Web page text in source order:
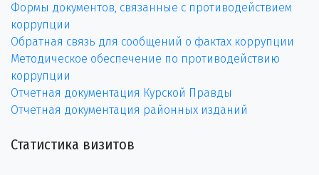
Формы документов, связанные с противодействием
коррупции
Обратная связь для сообщений о фактах коррупции
Методическое обеспечение по противодействию
коррупции
Отчетная документация Курской Правды
Отчетная документация районных изданий
Статистика визитов